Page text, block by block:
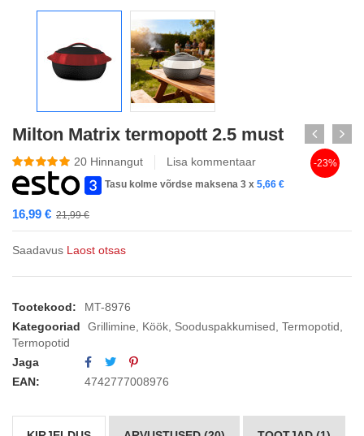
Milton Matrix termopott 2.5 must
20 Hinnangut Lisa kommentaar
Tasu kolme võrdse maksena 3 x 5,66 €
21,99€
16,99 €
-23%
Saadavus Laost otsas
Tootekood:
MT-8976
Kategooriad
Grillimine Köök Sooduspakkumised Termopotid
Termopotid
Jaga
EAN:
4742777008976